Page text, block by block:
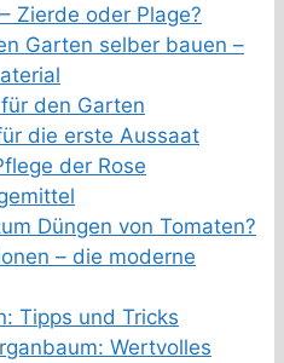
Zierde oder Plage?
Garten selber bauen –
den Garten
die erste Aussaat
der Rose
Düngen von Tomaten?
– die moderne
Tipps und Tricks
Wertvolles